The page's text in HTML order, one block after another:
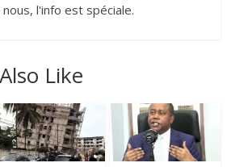
l'info est spéciale.
Like